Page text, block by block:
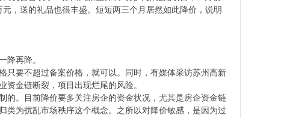
，送的礼品也很丰盛。短短两三个月居然如此降价，说明
降再降。
只要不超过备案价格，就可以。同时，有媒体采访苏州高新
金链断裂，项目出现烂尾的风险。
的。目前降价要多关注房企的资金状况，尤其是房企资金链
类为扰乱市场秩序这个概念。之所以对降价敏感，是因为过